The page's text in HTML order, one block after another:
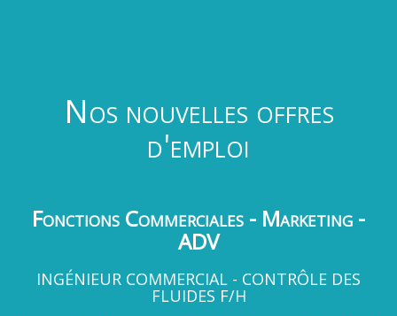
Nos nouvelles offres
d'emploi
Fonctions Commerciales - Marketing -
ADV
INGÉNIEUR COMMERCIAL - CONTRÔLE DES
FLUIDES F/H